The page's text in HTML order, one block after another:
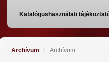
Katalógushasználati
Archívum Archívum